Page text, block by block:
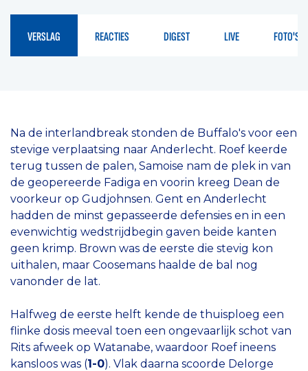
VERSLAG REACTIES DIGEST LIVE FOTO'S
Na de interlandbreak stonden de Buffalo's voor een
stevige verplaatsing naar Anderlecht. Roef keerde
terug tussen de palen, Samoise nam de plek in van
de geopereerde Fadiga en voorin kreeg Dean de
voorkeur op Gudjohnsen. Gent en Anderlecht
hadden de minst gepasseerde defensies en in een
evenwichtig wedstrijdbegin gaven beide kanten
geen krimp. Brown was de eerste die stevig kon
uithalen, maar Coosemans haalde de bal nog
vanonder de lat.
Halfweg de eerste helft kende de thuisploeg een
flinke dosis meeval toen een ongevaarlijk schot van
Rits afweek op Watanabe, waardoor Roef ineens
kansloos was (1-0). Vlak daarna scoorde Delorge